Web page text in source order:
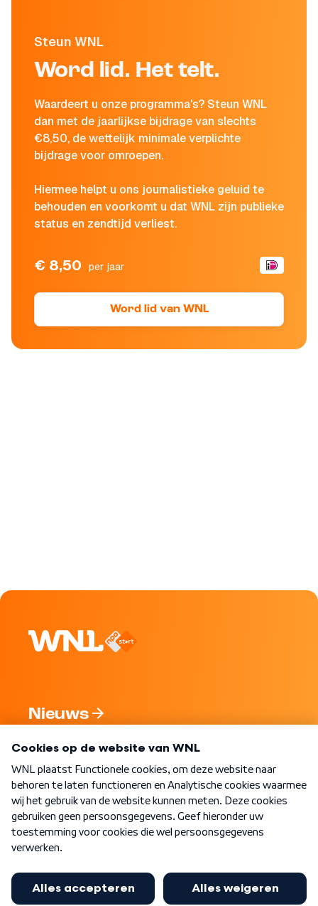
Steun WNL
Word lid. Het telt.
Waardeert u onze programma's? Steun WNL
dan met de jaarlijkse bijdrage van slechts
€8,50, de wettelijk minimale verplichte
bijdrage voor omroepen.
Hiermee helpt u ons journalistieke geluid te
behouden en voorkomt u dat WNL zijn publieke
status en zendtijd verliest.
€ 8,50 per jaar
Word lid van WNL
Nieuws
Nieuwsbrief
Word Lid